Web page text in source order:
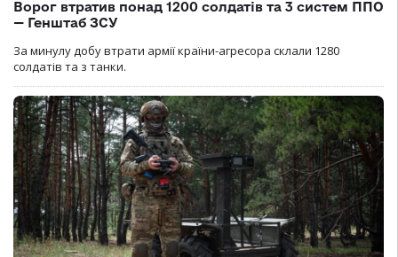
Ворог втратив понад 1200 солдатів та 3 систем ППО
— Генштаб ЗСУ
За минулу добу втрати армії країни-агресора склали 1280
солдатів та з танки.